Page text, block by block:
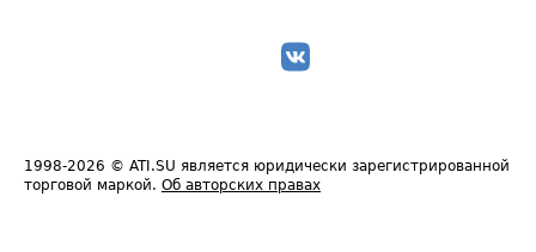
1998-2026 © ATI.SU является юридически зарегистрированной
торговой маркой. Об авторских правах